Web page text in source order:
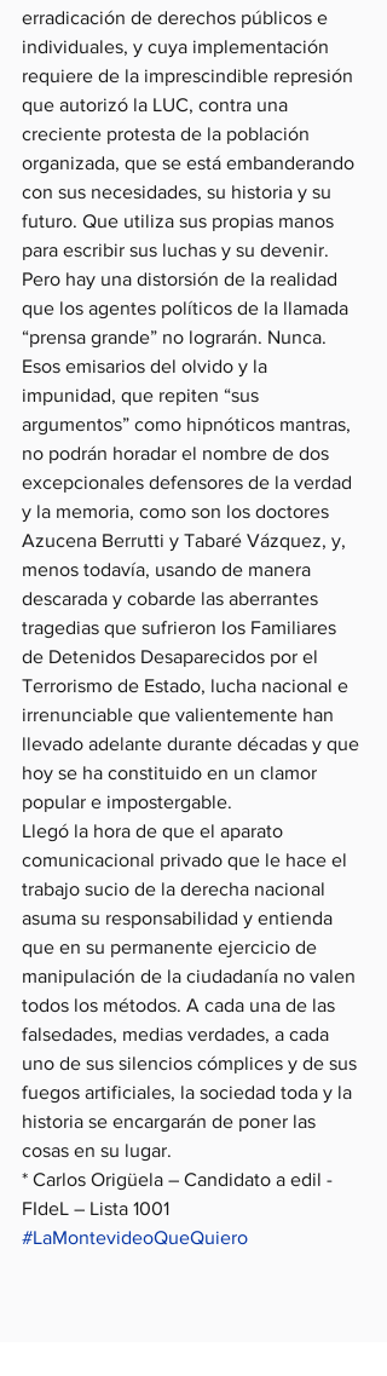
erradicación de derechos públicos e
individuales, y cuya implementación
requiere de la imprescindible represión
que autorizó la LUC, contra una
creciente protesta de la población
organizada, que se está embanderando
con sus necesidades, su historia y su
futuro. Que utiliza sus propias manos
para escribir sus luchas y su devenir.
Pero hay una distorsión de la realidad
que los agentes políticos de la llamada
“prensa grande” no lograrán. Nunca.
Esos emisarios del olvido y la
impunidad, que repiten “sus
argumentos” como hipnóticos mantras,
no podrán horadar el nombre de dos
excepcionales defensores de la verdad
y la memoria, como son los doctores
Azucena Berrutti y Tabaré Vázquez, y,
menos todavía, usando de manera
descarada y cobarde las aberrantes
tragedias que sufrieron los Familiares
de Detenidos Desaparecidos por el
Terrorismo de Estado, lucha nacional e
irrenunciable que valientemente han
llevado adelante durante décadas y que
hoy se ha constituido en un clamor
popular e impostergable.
Llegó la hora de que el aparato
comunicacional privado que le hace el
trabajo sucio de la derecha nacional
asuma su responsabilidad y entienda
que en su permanente ejercicio de
manipulación de la ciudadanía no valen
todos los métodos. A cada una de las
falsedades, medias verdades, a cada
uno de sus silencios cómplices y de sus
fuegos artificiales, la sociedad toda y la
historia se encargarán de poner las
cosas en su lugar.
* Carlos Origüela – Candidato a edil -
FIdeL – Lista 1001
#LaMontevideoQueQuiero